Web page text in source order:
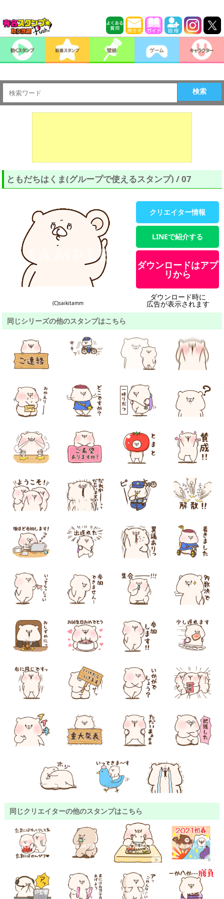
検索
ともだちはくま(グループで使えるスタンプ) / 07
(C)saikitamm
クリエイター情報
LINEで紹介する
ダウンロードはアプ
リから
ダウンロード時に
広告が表示されます
同じシリーズの他のスタンプはこちら
同じクリエイターの他のスタンプはこちら